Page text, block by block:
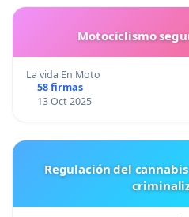
Motociclismo
La vida En Moto
58 firmas
13 Oct 2025
Regulación del